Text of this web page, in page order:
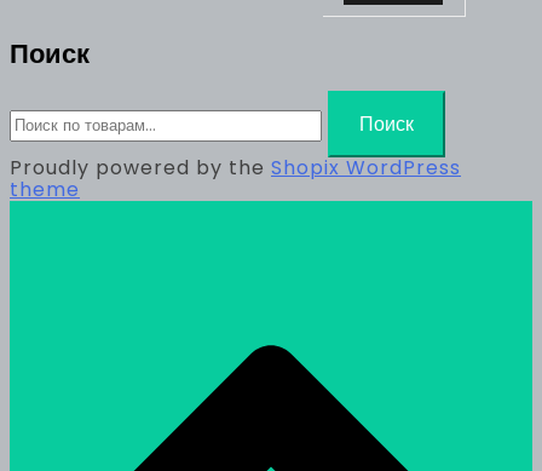
Поиск
Поиск
Proudly powered by the Shopix WordPress
theme